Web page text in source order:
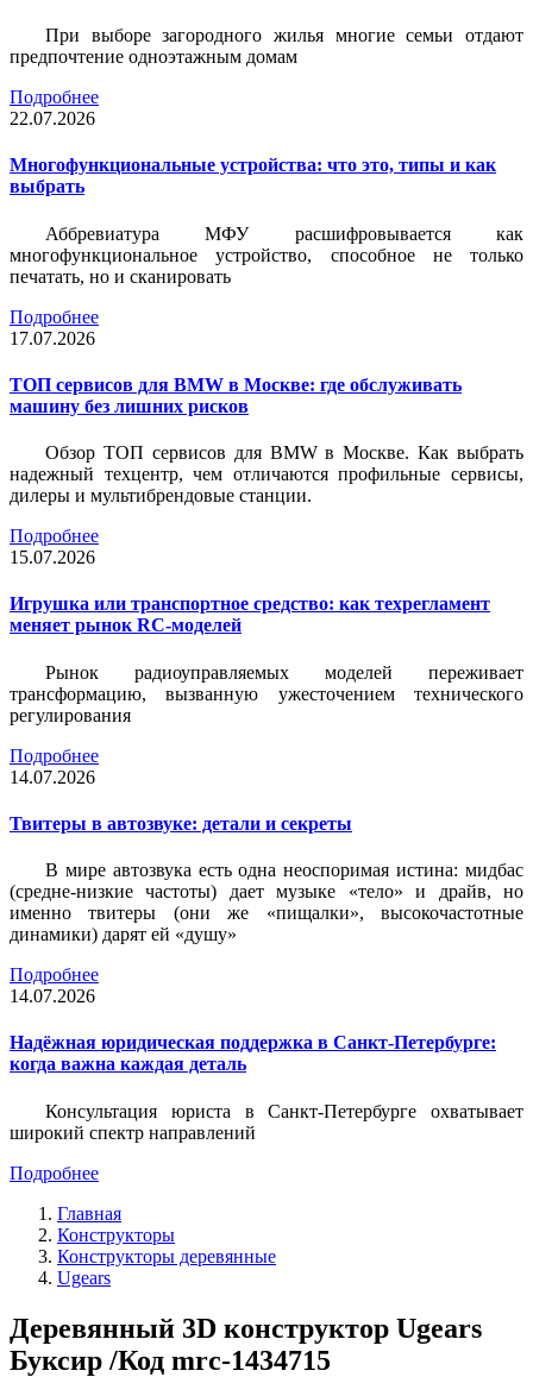
При выборе загородного жилья многие семьи отдают
предпочтение одноэтажным домам
Подробнее
22.07.2026
Многофункциональные устройства: что это, типы и как
выбрать
Аббревиатура МФУ расшифровывается как
многофункциональное устройство, способное не только
печатать, но и сканировать
Подробнее
17.07.2026
ТОП сервисов для BMW в Москве: где обслуживать
машину без лишних рисков
Обзор ТОП сервисов для BMW в Москве. Как выбрать
надежный техцентр, чем отличаются профильные сервисы,
дилеры и мультибрендовые станции.
Подробнее
15.07.2026
Игрушка или транспортное средство: как техрегламент
меняет рынок RC-моделей
Рынок радиоуправляемых моделей переживает
трансформацию, вызванную ужесточением технического
регулирования
Подробнее
14.07.2026
Твитеры в автозвуке: детали и секреты
В мире автозвука есть одна неоспоримая истина: мидбас
(средне-низкие частоты) дает музыке «тело» и драйв, но
именно твитеры (они же «пищалки», высокочастотные
динамики) дарят ей «душу»
Подробнее
14.07.2026
Надёжная юридическая поддержка в Санкт-Петербурге:
когда важна каждая деталь
Консультация юриста в Санкт-Петербурге охватывает
широкий спектр направлений
Подробнее
Главная
Конструкторы
Конструкторы деревянные
Ugears
Деревянный 3D конструктор Ugears
Буксир /Код mrc-1434715